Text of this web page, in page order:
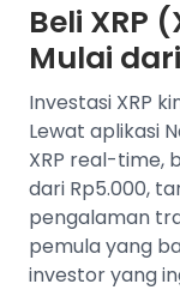
Beli XRP
Mulai
Investasi XRP
Lewat aplikasi
XRP real-time,
dari Rp5.000,
pengalaman
pemula yang
investor yang